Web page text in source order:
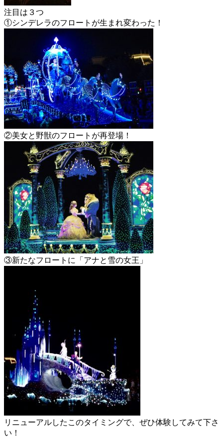
注目は３つ
①シンデレラのフロートが生まれ変わった！
②美女と野獣のフロートが再登場！
③新たなフロートに「アナと雪の女王」
リニューアルしたこのタイミングで、ぜひ体験してみて下さ
い！